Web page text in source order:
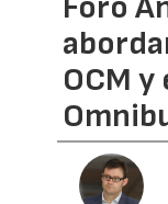
Foro
OCM